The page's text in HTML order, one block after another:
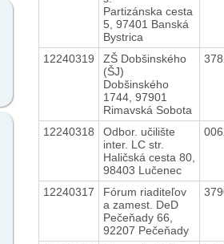
Partizánska cesta
5, 97401 Banská
Bystrica
12240319
ZŠ Dobšinského
(ŠJ)
Dobšinského
1744, 97901
Rimavská Sobota
12240318
Odbor. učilište
inter. LC str.
Haličská cesta 80,
98403 Lučenec
12240317
Fórum riaditeľov
a zamest. DeD
Pečeňady 66,
92207 Pečeňady